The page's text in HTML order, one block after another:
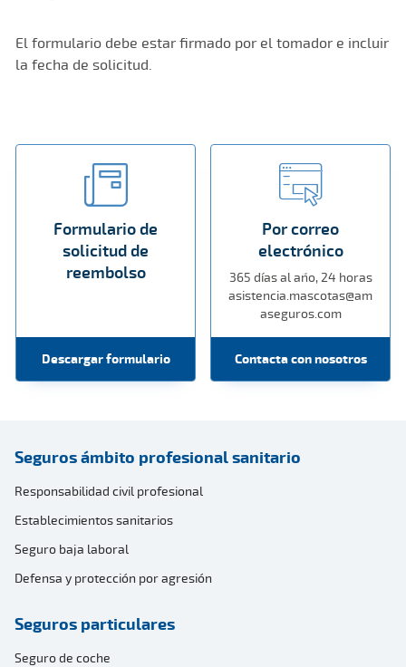
El formulario debe estar firmado por el tomador e incluir
la fecha de solicitud.
Formulario de
solicitud de
reembolso
Descargar formulario
Por correo
electrónico
365 días al año, 24 horas
asistencia.mascotas@am
aseguros.com
Contacta con nosotros
Seguros ámbito profesional sanitario
Responsabilidad civil profesional
Establecimientos sanitarios
Seguro baja laboral
Defensa y protección por agresión
Seguros particulares
Seguro de coche